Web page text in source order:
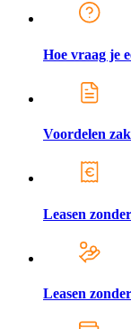
Hoe vraag je
Voordelen
Leasen
Leasen